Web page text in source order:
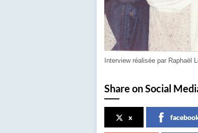
Interview réalisée par Raphaël
Share on Social
x